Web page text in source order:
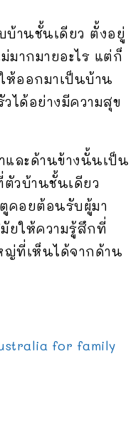
านชั้นเดียว ตั้งอยู่
มากมายอะไร แต่ก็
ห้ออกมาเป็นบ้าน
ได้อย่างมีความสุข
ละด้านข้างนั้นเป็น
วบ้านชั้นเดียว
คอยต้อนรับผู้มา
ยให้ความรู้สึกที่
ญ่ที่เห็นได้จากด้าน